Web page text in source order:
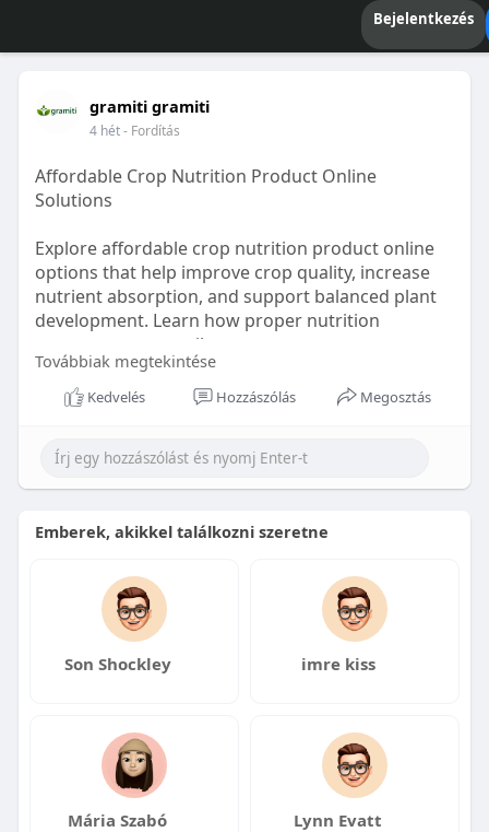
Bejelentkezés
gramiti gramiti
4 hét- Fordítás
Affordable Crop Nutrition Product Online
Solutions
Explore affordable crop nutrition product online
options that help improve crop quality, increase
nutrient absorption, and support balanced plant
development. Learn how proper nutrition
management contributes to stronger crops,
improved resistance to environmental stress, and
sustainable farming practices for long-term
nutrition
Továbbiak megtekintése
Kedvelés Hozzászólás Megosztás
Emberek, akikkel találkozni szeretne
Son Shockley imre kiss
Mária Szabó Lynn Evatt